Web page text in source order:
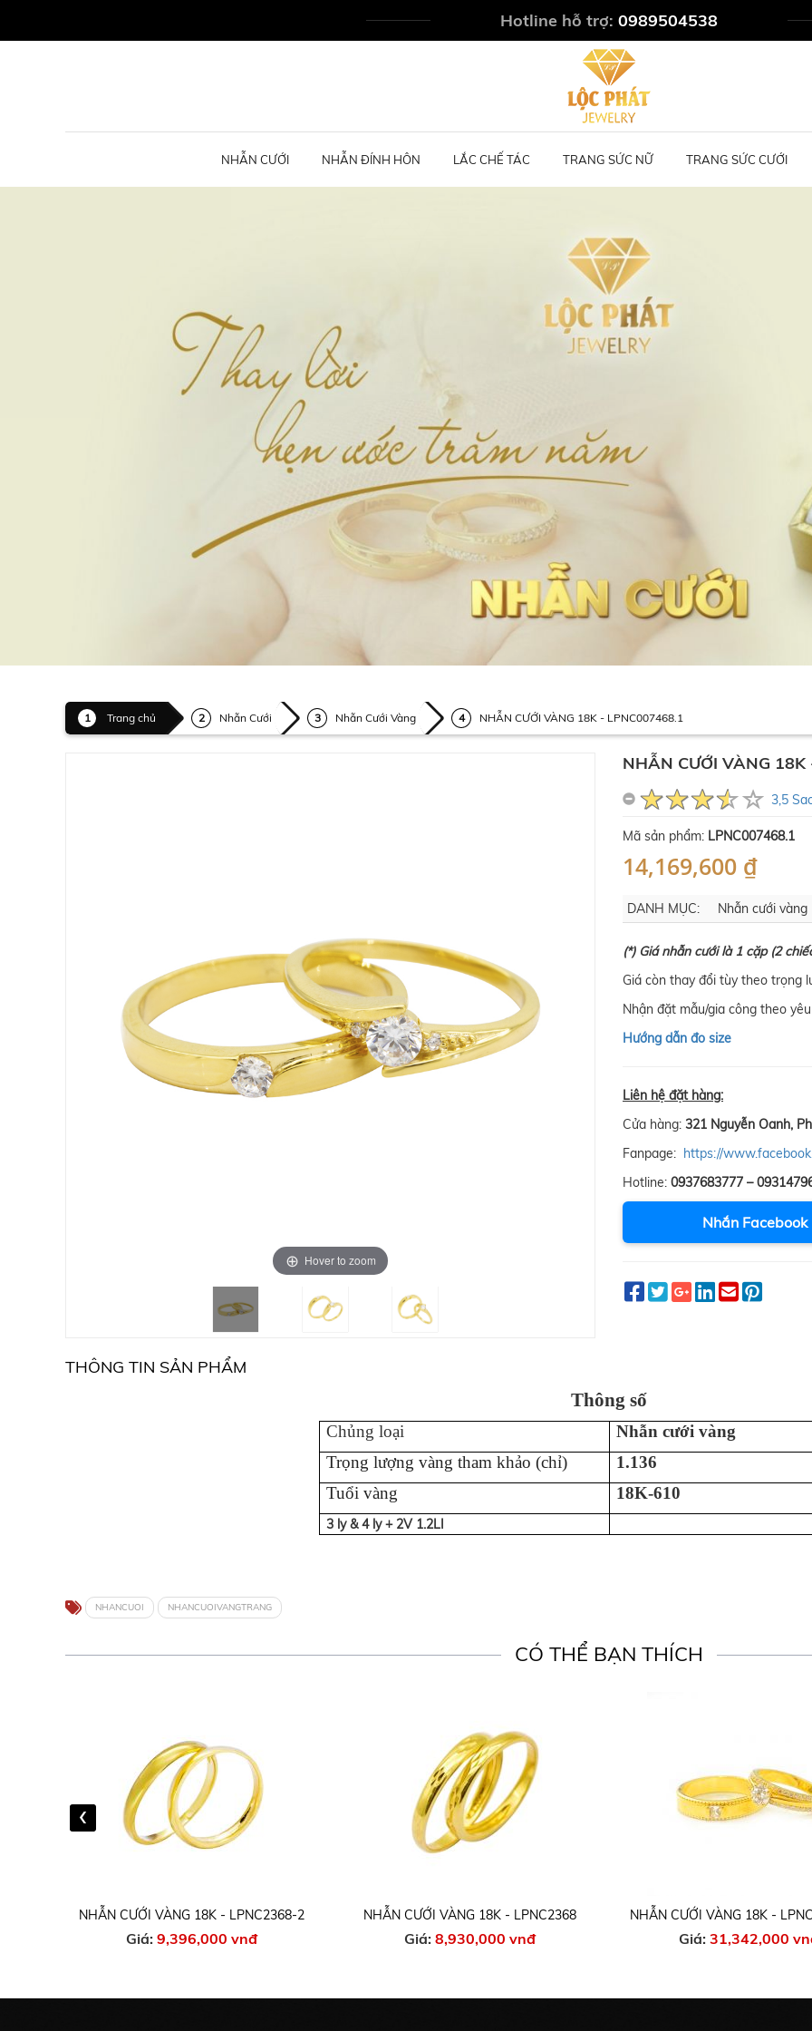
Hotline hỗ trợ: 0989504538
NHẪN CƯỚI NHẪN ĐÍNH HÔN LẮC CHẾ TÁC TRANG SỨC NỮ TRANG SỨC CƯỚI
Trang chủ Nhẫn Cưới Nhẫn Cưới Vàng NHẪN CƯỚI VÀNG 18K - LPNC007468.1
Hover to zoom
NHẪN CƯỚI VÀNG
3,5
Mã sản phẩm: LPNC007468.1
14,169,600 ₫
DANH MỤC: Nhẫn cưới vàng
(*) Giá nhẫn cưới là 1 cặp (2
Giá còn thay đổi tùy theo trọng
Nhận đặt mẫu/gia công theo
Hướng dẫn đo size
Liên hệ đặt hàng:
Cửa hàng: 321 Nguyễn Oanh,
Fanpage: https://
Hotline: 0937683777 –
Nhắn Facebook
THÔNG TIN SẢN PHẨM
Thông số
Chủng loại
Nhẫn cưới vàng
Trọng lượng vàng tham khảo (chỉ)
1.136
Tuổi vàng
18K-610
3 ly & 4 ly + 2V 1.2LI
NHANCUOI NHANCUOIVANGTRANG
CÓ THỂ BẠN THÍCH
NHẪN CƯỚI VÀNG 18K - LPNC2368-2
Giá: 9,396,000 vnđ
NHẪN CƯỚI VÀNG 18K - LPNC2368
Giá:8,930,000 vnđ
NHẪN CƯỚI VÀNG 18K -
Giá: 31,342,000
‹